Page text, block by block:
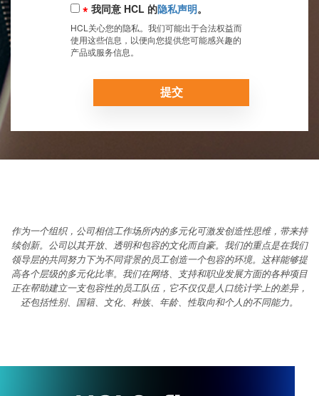
* 我同意 HCL 的隐私声明。
HCL关心您的隐私。我们可能出于合法权益而
使用这些信息，以便向您提供您可能感兴趣的
产品或服务信息。
作为一个组织，公司相信工作场所内的多元化可激发创造性思维，带来持
续创新。公司以其开放、透明和包容的文化而自豪。我们的重点是在我们
领导层的共同努力下为不同背景的员工创造一个包容的环境。这样能够提
高各个层级的多元化比率。我们在网络、支持和职业发展方面的各种项目
正在帮助建立一支包容性的员工队伍，它不仅仅是人口统计学上的差异，
还包括性别、国籍、文化、种族、年龄、性取向和个人的不同能力。